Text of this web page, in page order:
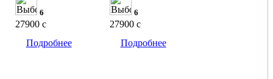
6
27900 c
Подробнее
6
27900 c
Подробнее